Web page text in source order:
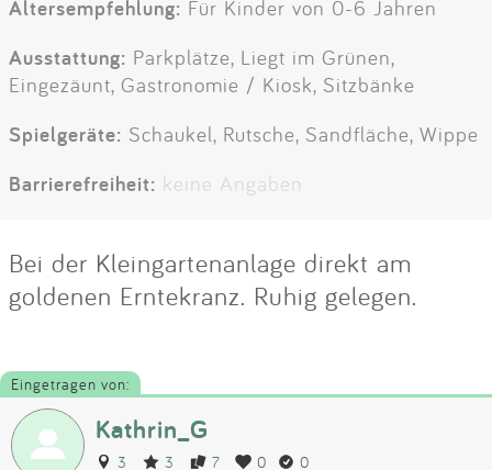
Altersempfehlung: Für Kinder von 0-6 Jahren
Ausstattung: Parkplätze, Liegt im Grünen,
Eingezäunt, Gastronomie / Kiosk, Sitzbänke
Spielgeräte: Schaukel, Rutsche, Sandfläche, Wippe
Barrierefreiheit: keine Angaben
Bei der Kleingartenanlage direkt am
goldenen Erntekranz. Ruhig gelegen.
Eingetragen von:
Kathrin_G
3 3 7 0 0